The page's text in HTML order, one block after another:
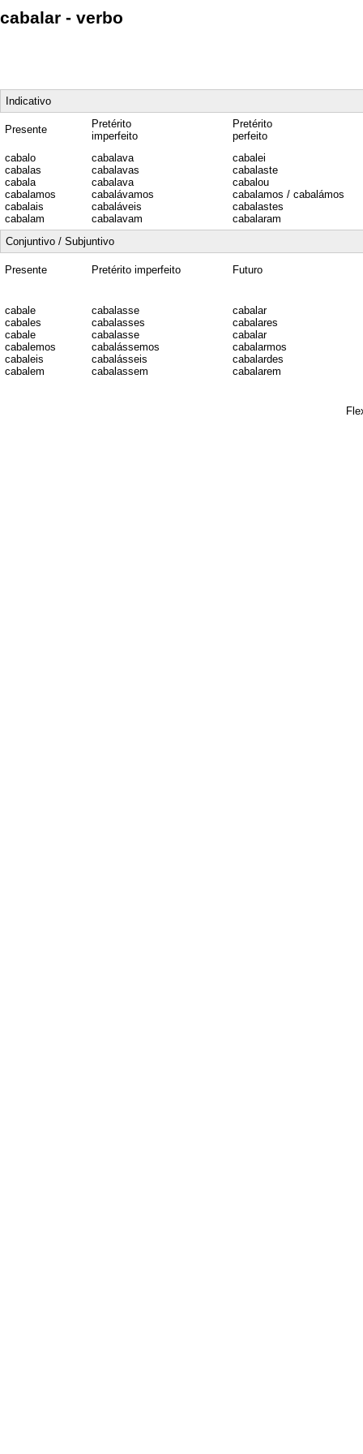
cabalar - verbo
Indicativo
Presente
Pretérito
imperfeito
Pretérito
perfeito
cabalo
cabalas
cabala
cabalamos
cabalais
cabalam
cabalava
cabalavas
cabalava
cabalávamos
cabaláveis
cabalavam
cabalei
cabalaste
cabalou
cabalamos / cabalámos
cabalastes
cabalaram
Conjuntivo / Subjuntivo
Presente Pretérito imperfeito Futuro
cabale
cabales
cabale
cabalemos
cabaleis
cabalem
cabalasse
cabalasses
cabalasse
cabalássemos
cabalásseis
cabalassem
cabalar
cabalares
cabalar
cabalarmos
cabalardes
cabalarem